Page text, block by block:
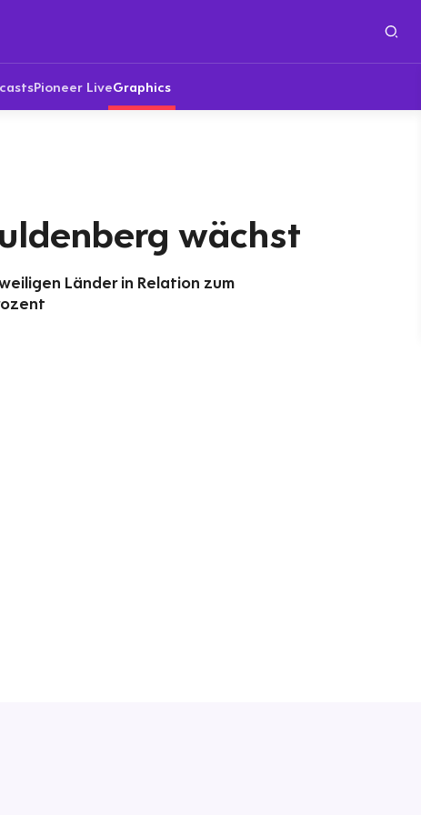
Pioneer LiveGraphics
wächst
Länder in Relation zum